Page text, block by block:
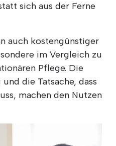
sich aus der Ferne
auch kostengünstiger
im Vergleich zu
Pflege. Die
die Tatsache, dass
machen den Nutzen